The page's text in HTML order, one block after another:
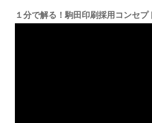
１分で解る！駒田印刷採用コンセプ